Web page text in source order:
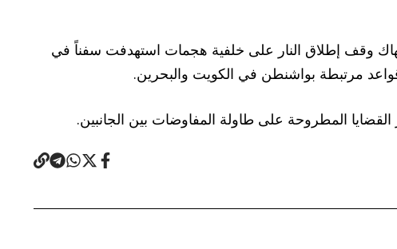
وقف إطلاق النار على خلفية هجمات استهدفت سفناً في
مرتبطة بواشنطن في الكويت والبحرين.
المطروحة على طاولة المفاوضات بين الجانبين.